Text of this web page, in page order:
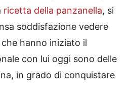
ricetta della panzanella, si
soddisfazione vedere
hanno iniziato il
con lui oggi sono delle
in grado di conquistare